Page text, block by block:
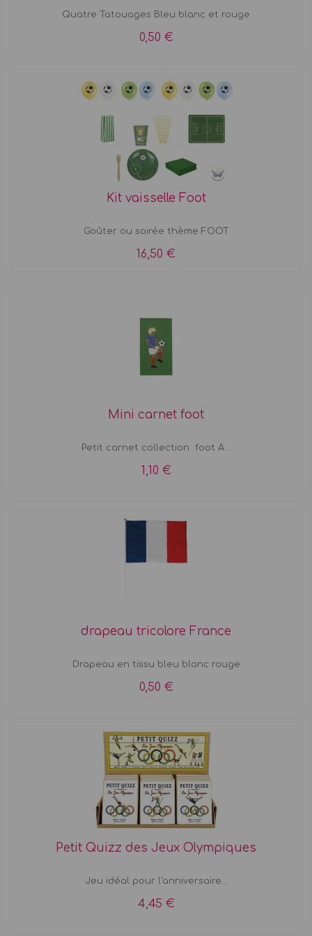
Quatre Tatouages Bleu blanc et rouge
0,50 €
Kit vaisselle Foot
Goûter ou soirée thème FOOT
16,50 €
Mini carnet foot
Petit carnet collection foot A...
1,10 €
drapeau tricolore France
Drapeau en tissu bleu blanc rouge
0,50 €
Petit Quizz des Jeux Olympiques
Jeu idéal pour l'anniversaire...
4,45 €